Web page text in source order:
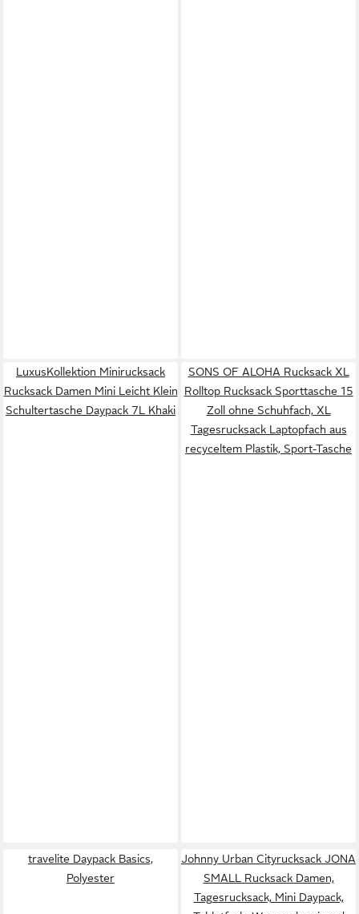
LuxusKollektion Minirucksack
Rucksack Damen Mini Leicht Klein
Schultertasche Daypack 7L Khaki
SONS OF ALOHA Rucksack XL
Rolltop Rucksack Sporttasche 15
Zoll ohne Schuhfach, XL
Tagesrucksack Laptopfach aus
recyceltem Plastik, Sport-Tasche
travelite Daypack Basics,
Polyester
Johnny Urban Cityrucksack JONA
SMALL Rucksack Damen,
Tagesrucksack, Mini Daypack,